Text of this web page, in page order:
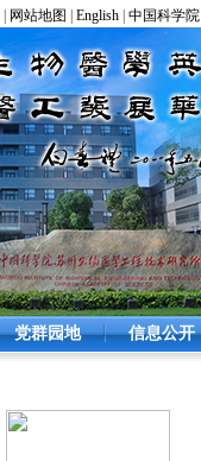
网站地图 English 中国科学院
党群园地 信息公开